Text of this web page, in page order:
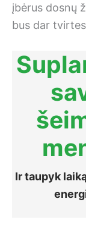
įbėrus dosnų
bus dar
Ir taupyk